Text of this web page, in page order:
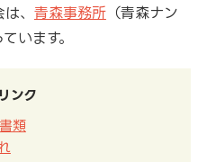
、 青森事務所（青森ナン
います。
ンク
類